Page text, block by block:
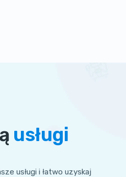
usługi
usługi i łatwo uzyskaj